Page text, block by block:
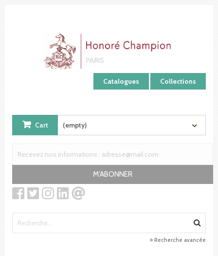
Catalogues Collections
Cart (empty)
M'ABONNER
Recherche avancée